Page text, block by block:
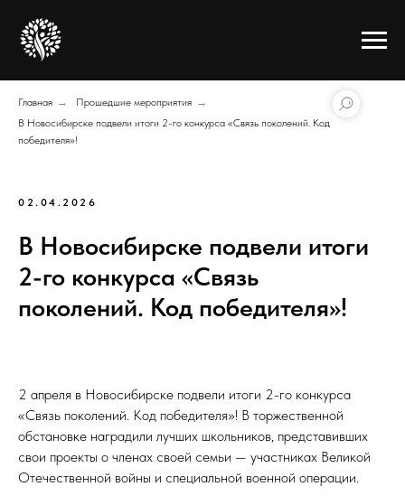
Главная → Прошедшие мероприятия →
В Новосибирске подвели итоги 2-го конкурса «Связь поколений. Код
победителя»!
02.04.2026
В Новосибирске подвели итоги
2-го конкурса «Связь
поколений. Код победителя»!
2 апреля в Новосибирске подвели итоги 2-го конкурса
«Связь поколений. Код победителя»! В торжественной
обстановке наградили лучших школьников, представивших
свои проекты о членах своей семьи — участниках Великой
Отечественной войны и специальной военной операции.